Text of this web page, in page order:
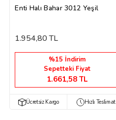
Enti Halı Bahar 3012 Yeşil
1.954,80 TL
%15 İndirim
Sepetteki Fiyat
1.661,58 TL
Ücretsiz Kargo Hızlı Teslimat